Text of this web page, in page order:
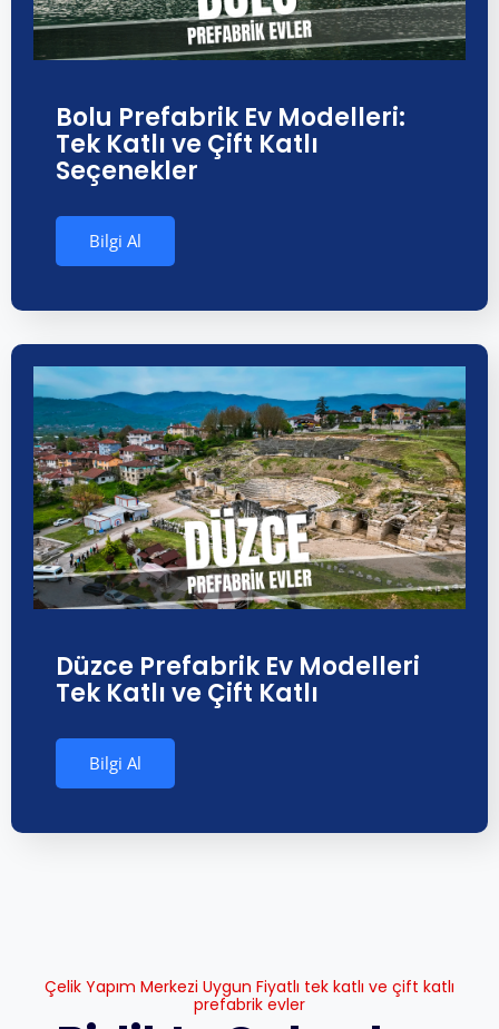
Bolu Prefabrik Ev Modelleri:
Tek Katlı ve Çift Katlı
Seçenekler
Bilgi Al
Düzce Prefabrik Ev Modelleri
Tek Katlı ve Çift Katlı
Bilgi Al
Çelik Yapım Merkezi Uygun Fiyatlı tek katlı ve çift katlı
prefabrik evler